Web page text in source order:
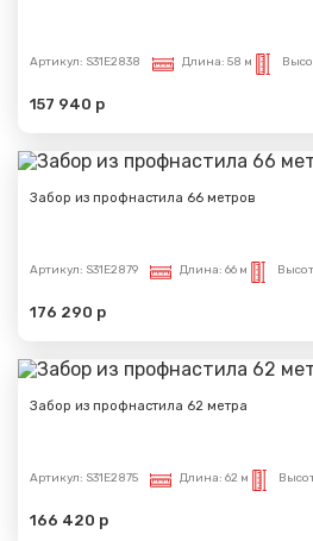
Артикул: S31E2838 Длина: 58 м
157 940 р
Забор из профнастила 66 метров
Артикул: S31E2879 Длина: 66 м
176 290 р
Забор из профнастила 62 метра
Артикул: S31E2875 Длина: 62 м
166 420 р